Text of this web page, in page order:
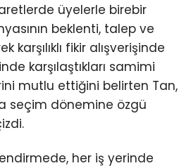
üyelerle birebir
beklenti, talep ve
karşılıklı fikir alışverişinde
karşılaştıkları samimi
mutlu ettiğini belirten Tan,
seçim dönemine özgü
her iş yerinde